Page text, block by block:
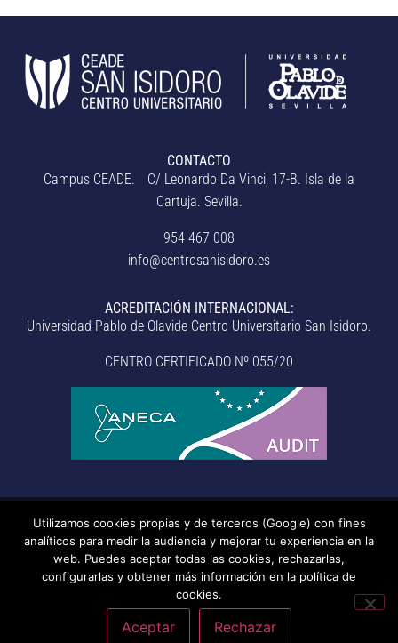
CONTACTO
Campus CEADE. C/ Leonardo Da Vinci, 17-B. Isla de la
Cartuja. Sevilla.
954 467 008
info@centrosanisidoro.es
ACREDITACIÓN INTERNACIONAL:
Universidad Pablo de Olavide Centro Universitario San Isidoro.
CENTRO CERTIFICADO Nº 055/20
© Centro Universitario San Isidoro (Sevilla), adscrito a la
Universidad Pablo de Olavide de Sevilla.– Aviso legal, política de
privacidad, uso de cookies, medidas de seguridad, código de
– Sistema interno de información –
Última
actualización: 20/07/2026
Utilizamos cookies propias y de terceros (Google) con fines
analíticos para medir la audiencia y mejorar tu experiencia en la
web. Puedes aceptar todas las cookies, rechazarlas,
configurarlas y obtener más información en la política de
cookies.
Aceptar Rechazar